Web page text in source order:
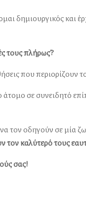
δημιουργικός και
τους πλήρως?
που περιορίζουν
σε συνειδητό
τον οδηγούν σε μία
τον καλύτερό τους
σας!